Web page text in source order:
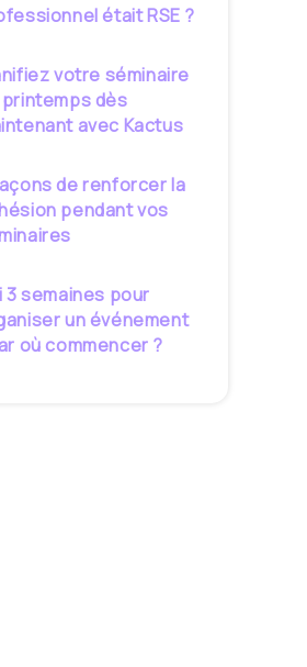
était RSE ?
votre séminaire
dès
avec Kactus
de renforcer la
pendant vos
3 semaines pour
un événement
où commencer ?